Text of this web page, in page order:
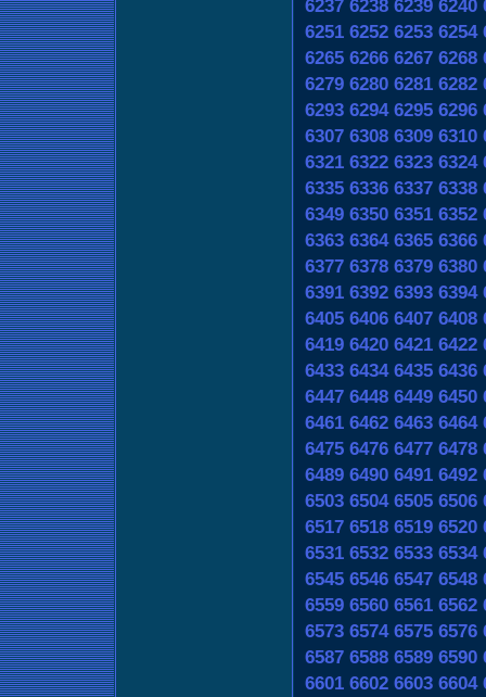
6237 6238 6239 6240
6251 6252 6253 6254
6265 6266 6267 6268
6279 6280 6281 6282
6293 6294 6295 6296
6307 6308 6309 6310
6321 6322 6323 6324
6335 6336 6337 6338
6349 6350 6351 6352
6363 6364 6365 6366
6377 6378 6379 6380
6391 6392 6393 6394
6405 6406 6407 6408
6419 6420 6421 6422
6433 6434 6435 6436
6447 6448 6449 6450
6461 6462 6463 6464
6475 6476 6477 6478
6489 6490 6491 6492
6503 6504 6505 6506
6517 6518 6519 6520
6531 6532 6533 6534
6545 6546 6547 6548
6559 6560 6561 6562
6573 6574 6575 6576
6587 6588 6589 6590
6601 6602 6603 6604